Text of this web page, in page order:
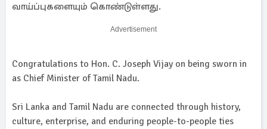
வாய்ப்புகளையும் கொண்டுள்ளது.
Advertisement
Congratulations to Hon. C. Joseph Vijay on being sworn in
as Chief Minister of Tamil Nadu.
Sri Lanka and Tamil Nadu are connected through history,
culture, enterprise, and enduring people-to-people ties